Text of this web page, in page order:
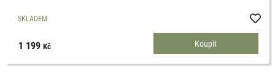
SKLADEM
1 199Kč